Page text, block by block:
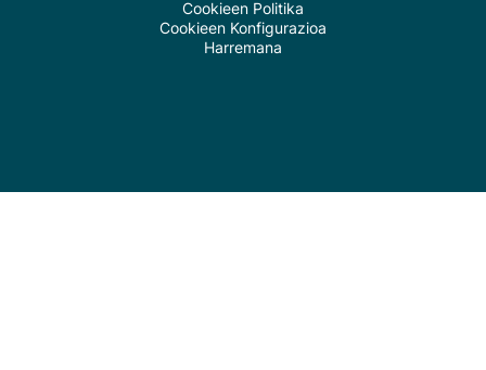
Cookieen Politika
Cookieen Konfigurazioa
Harremana